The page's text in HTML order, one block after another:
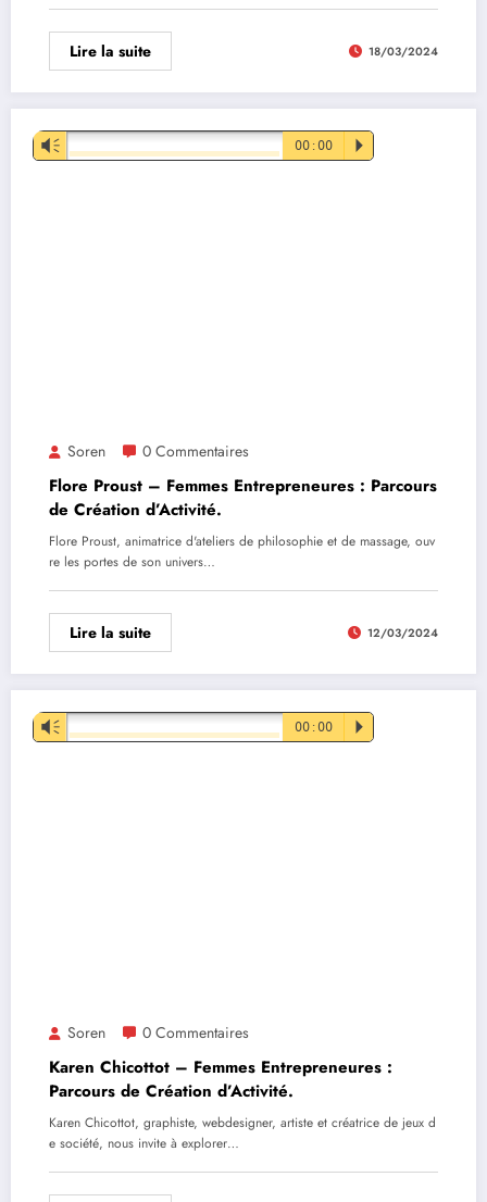
Lire la suite 18/03/2024
Lecteur
audio
Vm 00:00 P
Soren 0 Commentaires
Flore Proust – Femmes Entrepreneures : Parcours
de Création d’Activité.
Flore Proust, animatrice d'ateliers de philosophie et de massage, ouv
re les portes de son univers…
Lire la suite 12/03/2024
Lecteur
audio
Vm 00:00 P
Soren 0 Commentaires
Karen Chicottot – Femmes Entrepreneures :
Parcours de Création d’Activité.
Karen Chicottot, graphiste, webdesigner, artiste et créatrice de jeux d
e société, nous invite à explorer…